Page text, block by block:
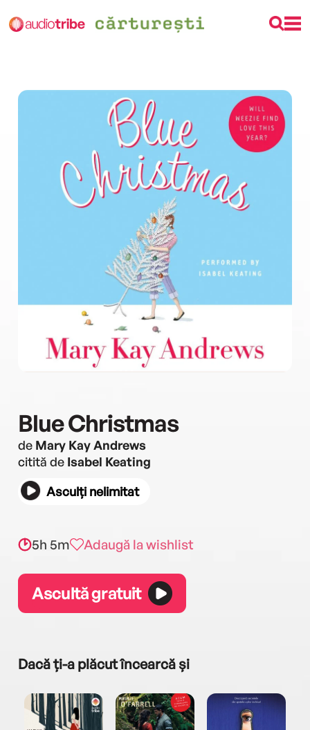
Blue Christmas
de Mary Kay Andrews
citită de Isabel Keating
Asculți nelimitat
5h 5m Adaugă la wishlist
Ascultă gratuit
Dacă ți-a plăcut încearcă și